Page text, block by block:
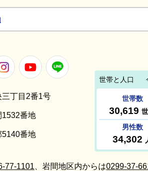
InstagramYoutube
丁目2番1号
1532番地
5140番地
77-1101 、岩間地区内からは0299-37-